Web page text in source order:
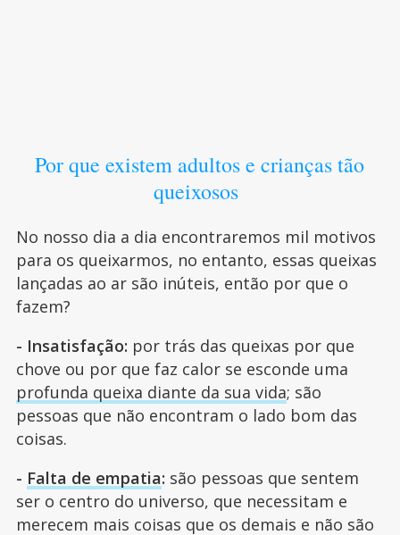
Por que existem adultos e crianças tão
queixosos
No nosso dia a dia encontraremos mil motivos
para os queixarmos, no entanto, essas queixas
lançadas ao ar são inúteis, então por que o
fazem?
- Insatisfação: por trás das queixas por que
chove ou por que faz calor se esconde uma
profunda queixa diante da sua vida; são
pessoas que não encontram o lado bom das
coisas.
- Falta de empatia: são pessoas que sentem
ser o centro do universo, que necessitam e
merecem mais coisas que os demais e não são